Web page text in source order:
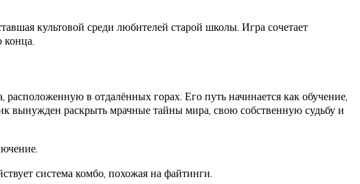
культовой среди любителей старой школы. Игра сочетает
в отдалённых горах. Его путь начинается как обучение,
вынужден раскрыть мрачные тайны мира, свою собственную судьбу и
система комбо, похожая на файтинги.